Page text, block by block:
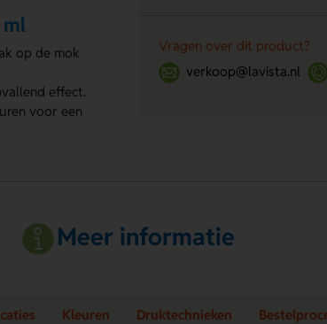
op de mok
effect.
voor een
Vragen over dit product?
verkoop@lavista.nl
Meer informatie
Kleuren Druktechnieken